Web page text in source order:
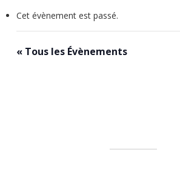
Cet évènement est passé.
« Tous les Évènements